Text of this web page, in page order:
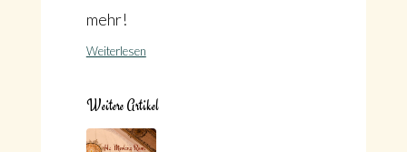
mehr!
Weiterlesen
Weitere Artikel